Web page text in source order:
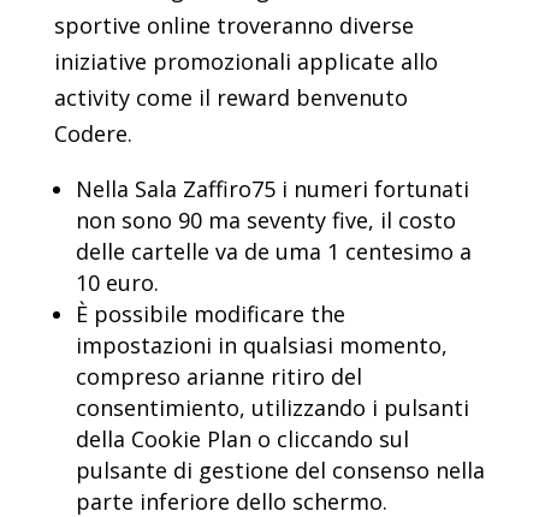
sportive online troveranno diverse
iniziative promozionali applicate allo
activity come il reward benvenuto
Codere.
Nella Sala Zaffiro75 i numeri fortunati
non sono 90 ma seventy five, il costo
delle cartelle va de uma 1 centesimo a
10 euro.
È possibile modificare the
impostazioni in qualsiasi momento,
compreso arianne ritiro del
consentimiento, utilizzando i pulsanti
della Cookie Plan o cliccando sul
pulsante di gestione del consenso nella
parte inferiore dello schermo.